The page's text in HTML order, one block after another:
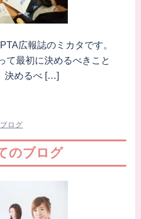
広報誌のミカタです。
て最初に決めるべきこと
決めるべ […]
ブログ
のブログ